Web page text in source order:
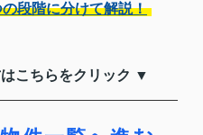
段階に分けて解説！
こちらをクリック ▼